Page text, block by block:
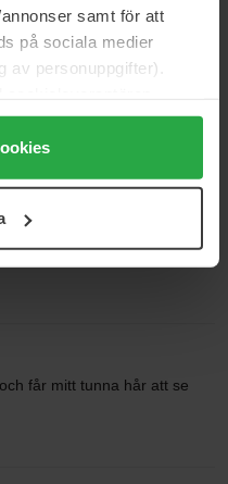
samt för att
på sociala medier
av personuppgifter).
accepterar du
kan anpassa
när som helst återkalla
får mitt tunna hår att se